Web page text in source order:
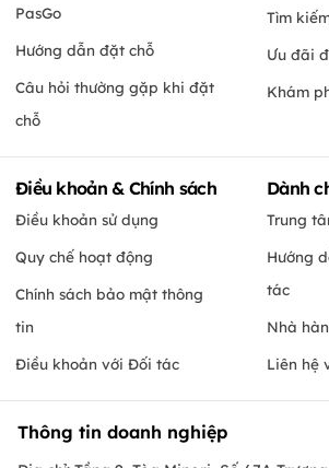
PasGo
Hướng dẫn đặt chỗ
Câu hỏi thường gặp khi đặt
chỗ
Tìm
Ưu đãi
Khám
Điều khoản & Chính sách
Điều khoản sử dụng
Quy chế hoạt động
Chính sách bảo mật thông
tin
Điều khoản với Đối tác
Dành
Trung
Hướng
tác
Nhà
Liên hệ
Thông tin doanh nghiệp